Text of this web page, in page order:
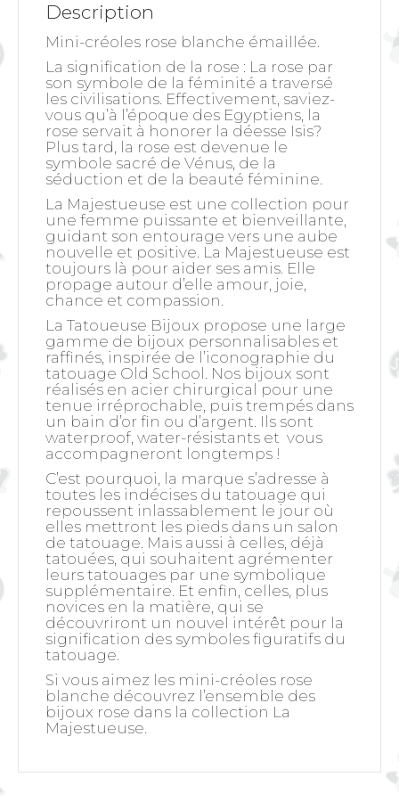
Description
Mini-créoles rose blanche émaillée.
La signification de la rose : La rose par
son symbole de la féminité a traversé
les civilisations. Effectivement, saviez-
vous qu’à l’époque des Egyptiens, la
rose servait à honorer la déesse Isis?
Plus tard, la rose est devenue le
symbole sacré de Vénus, de la
séduction et de la beauté féminine.
La Majestueuse est une collection pour
une femme puissante et bienveillante,
guidant son entourage vers une aube
nouvelle et positive. La Majestueuse est
toujours là pour aider ses amis. Elle
propage autour d’elle amour, joie,
chance et compassion.
La Tatoueuse Bijoux propose une large
gamme de bijoux personnalisables et
raffinés, inspirée de l’iconographie du
tatouage Old School. Nos bijoux sont
réalisés en acier chirurgical pour une
tenue irréprochable, puis trempés dans
un bain d’or fin ou d’argent. Ils sont
waterproof, water-résistants et vous
accompagneront longtemps !
C’est pourquoi, la marque s’adresse à
toutes les indécises du tatouage qui
repoussent inlassablement le jour où
elles mettront les pieds dans un salon
de tatouage. Mais aussi à celles, déjà
tatouées, qui souhaitent agrémenter
leurs tatouages par une symbolique
supplémentaire. Et enfin, celles, plus
novices en la matière, qui se
découvriront un nouvel intérêt pour la
signification des symboles figuratifs du
tatouage.
Si vous aimez les mini-créoles rose
blanche découvrez l’ensemble des
bijoux rose dans la collection La
Majestueuse.